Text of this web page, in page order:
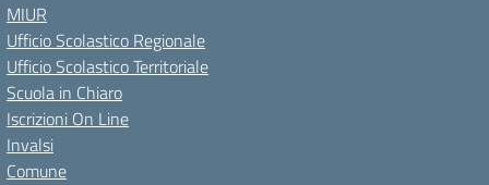
MIUR
Ufficio Scolastico Regionale
Ufficio Scolastico Territoriale
Scuola in Chiaro
Iscrizioni On Line
Invalsi
Comune